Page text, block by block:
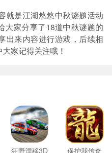
就是江湖悠悠中秋谜题活动
大家分享了18道中秋谜题的
出来内容进行游戏，后续相
家记得关注哦！
狂野漂移3D 保护我传奇